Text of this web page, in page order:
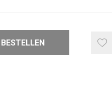
BESTELLEN